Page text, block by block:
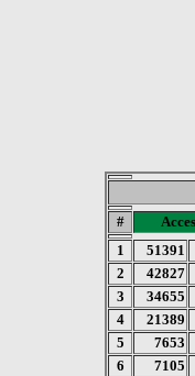
#
1
51391
2 42827
3 34655
4 21389
5 7653
6 7105